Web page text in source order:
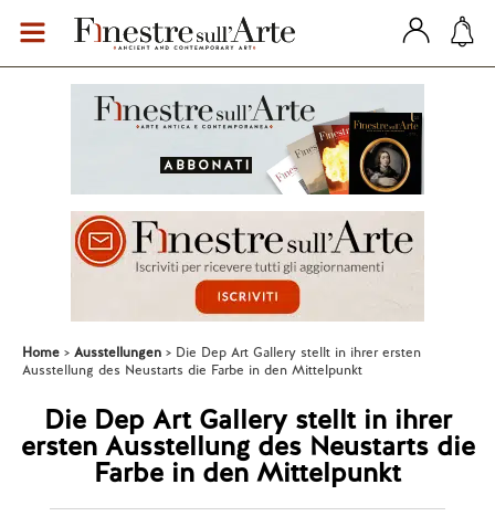
Home Ausstellungen
Die Dep Art Gallery stellt in ihrer ersten
Ausstellung des Neustarts die Farbe in den Mittelpunkt
Die Dep Art Gallery stellt in ihrer
ersten Ausstellung des Neustarts die
Farbe in den Mittelpunkt